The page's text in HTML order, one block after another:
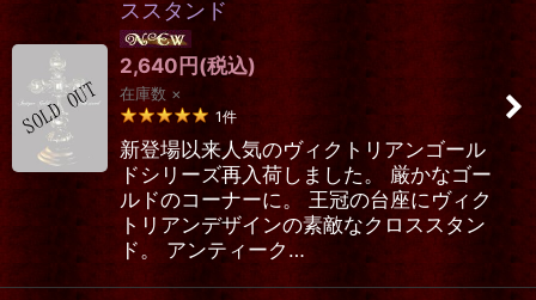
ススタンド
2,640 円 (税込)
在庫数 ×
1件
新登場以来人気のヴィクトリアンゴール
ドシリーズ再入荷しました。 厳かなゴー
ルドのコーナーに。 王冠の台座にヴィク
トリアンデザインの素敵なクロススタン
ド。 アンティーク…